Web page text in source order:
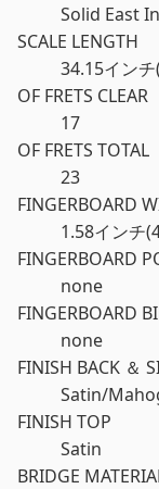
Solid East
SCALE LENGTH
34.15イン
OF FRETS CLEAR
17
OF FRETS TOTAL
23
FINGERBOARD
1.58インチ
FINGERBOARD
none
FINGERBOARD
none
FINISH BACK ＆
Satin/
FINISH TOP
Satin
BRIDGE